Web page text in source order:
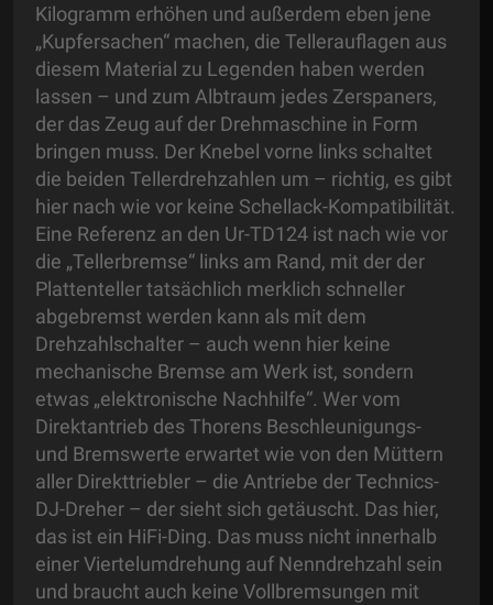
Kilogramm erhöhen und außerdem eben jene
„Kupfersachen“ machen, die Tellerauflagen aus
diesem Material zu Legenden haben werden
lassen – und zum Albtraum jedes Zerspaners,
der das Zeug auf der Drehmaschine in Form
bringen muss. Der Knebel vorne links schaltet
die beiden Tellerdrehzahlen um – richtig, es gibt
hier nach wie vor keine Schellack-Kompatibilität.
Eine Referenz an den Ur-TD124 ist nach wie vor
die „Tellerbremse“ links am Rand, mit der der
Plattenteller tatsächlich merklich schneller
abgebremst werden kann als mit dem
Drehzahlschalter – auch wenn hier keine
mechanische Bremse am Werk ist, sondern
etwas „elektronische Nachhilfe“. Wer vom
Direktantrieb des Thorens Beschleunigungs-
und Bremswerte erwartet wie von den Müttern
aller Direkttriebler – die Antriebe der Technics-
DJ-Dreher – der sieht sich getäuscht. Das hier,
das ist ein HiFi-Ding. Das muss nicht innerhalb
einer Viertelumdrehung auf Nenndrehzahl sein
und braucht auch keine Vollbremsungen mit